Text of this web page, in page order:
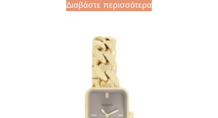
Διαβάστε περισσότερα